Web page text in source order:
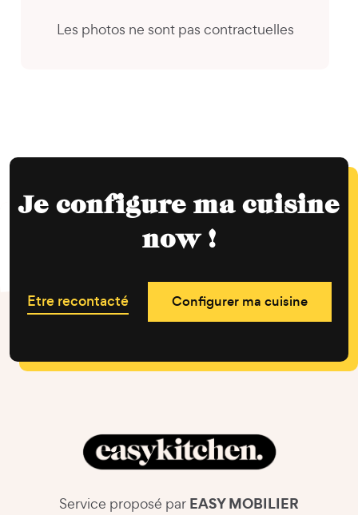
Les photos ne sont pas contractuelles
Je configure ma cuisine
now !
Etre recontacté Configurer ma cuisine
Service proposé par EASY MOBILIER